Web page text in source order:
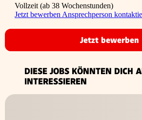
Vollzeit (ab 38 Wochenstunden)
Jetzt bewerben Ansprechperson
Jetzt bewerben
DIESE JOBS KÖNNTEN DICH
INTERESSIEREN